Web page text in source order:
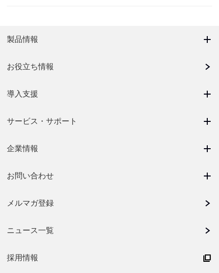
製品情報
お役立ち情報
導入支援
サービス・サポート
企業情報
お問い合わせ
メルマガ登録
ニュース一覧
採用情報